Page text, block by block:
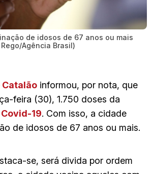
de idosos de 67 anos ou mais
Agência Brasil)
informou, por nota, que
feira (30), 1.750 doses da
19. Com isso, a cidade
de idosos de 67 anos ou mais.
se, será divida por ordem